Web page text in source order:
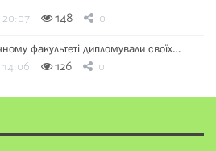
20:07 148 0
факультеті дипломували своїх…
14:06 126 0